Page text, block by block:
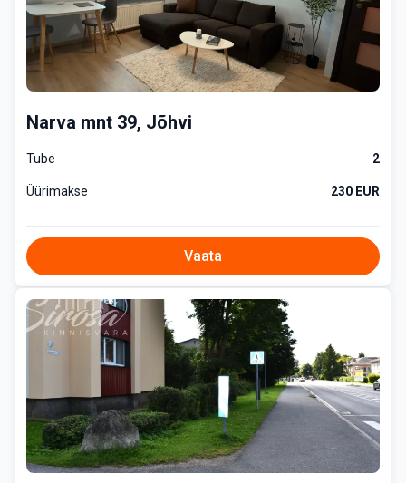
Narva mnt 39, Jõhvi
Tube 2
Üürimakse 230 EUR
Vaata